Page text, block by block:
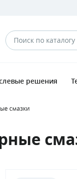
решения
смазки